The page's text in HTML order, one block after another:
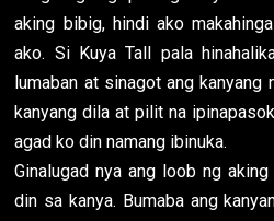
aking bibig, hindi ako
ako. Si Kuya Tall pala
lumaban at sinagot ang kanyang
kanyang dila at pilit na
agad ko din namang ibinuka.
Ginalugad nya ang loob ng
din sa kanya. Bumaba ang